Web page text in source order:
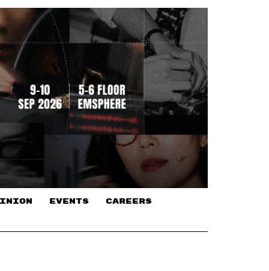
EVENTS CAREERS